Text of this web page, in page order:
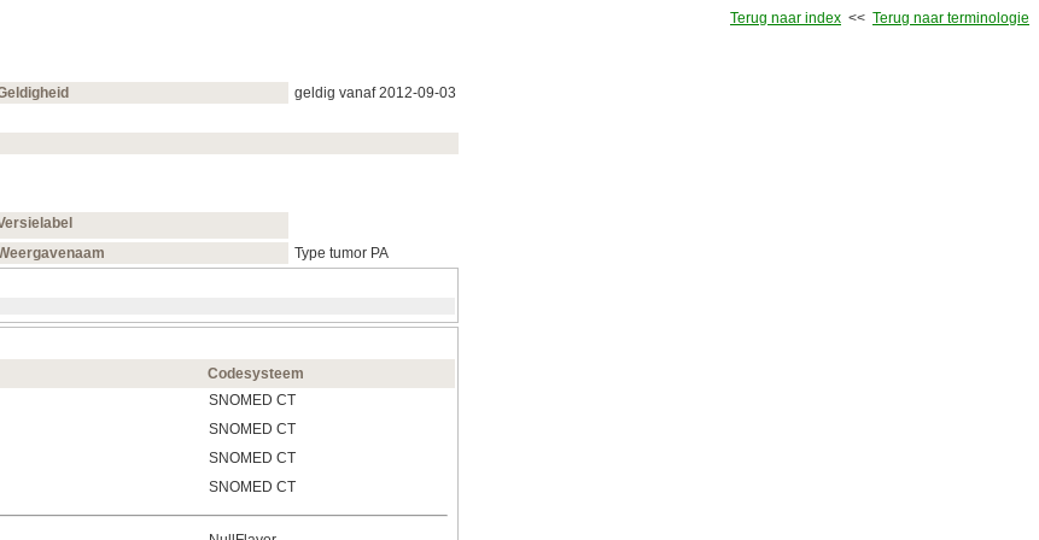
Terug naar index << Terug naar terminologie
geldig vanaf 2012‑09‑03
Type tumor PA
Codesysteem
SNOMED CT
SNOMED CT
SNOMED CT
SNOMED CT